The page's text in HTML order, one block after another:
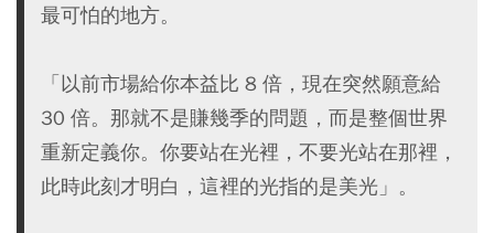
最可怕的地方。
「以前市場給你本益比 8 倍，現在突然願意給
30 倍。那就不是賺幾季的問題，而是整個世界
重新定義你。你要站在光裡，不要光站在那裡，
此時此刻才明白，這裡的光指的是美光」。